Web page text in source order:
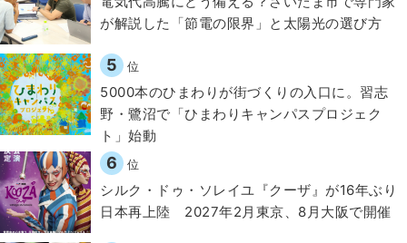
が解説した「節電の限界」と太陽光の選び方
5 位
5000本のひまわりが街づくりの入口に。習志
野・鷺沼で「ひまわりキャンパスプロジェク
ト」始動
6 位
シルク・ドゥ・ソレイユ『クーザ』が16年ぶり
日本再上陸 2027年2月東京、8月大阪で開催